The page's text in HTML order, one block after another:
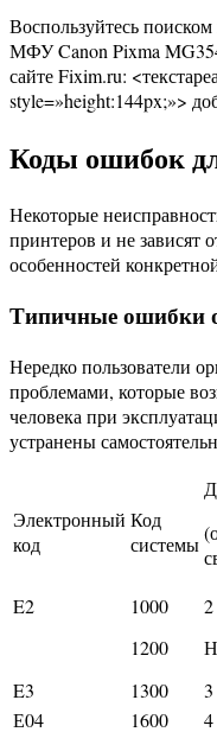
Воспользуйтесь
МФУ Canon Pixma
сайте Fixim.ru:
style=»height:144px;»>
Коды ошибок
Некоторые
принтеров и не зависят
особенностей
Типичные ошибки
Нередко пользователи
проблемами, которые
человека при
устранены
Электронный
код
Код
системы
E2 1000 2
1200
E3
1300 3
Е04
1600 4